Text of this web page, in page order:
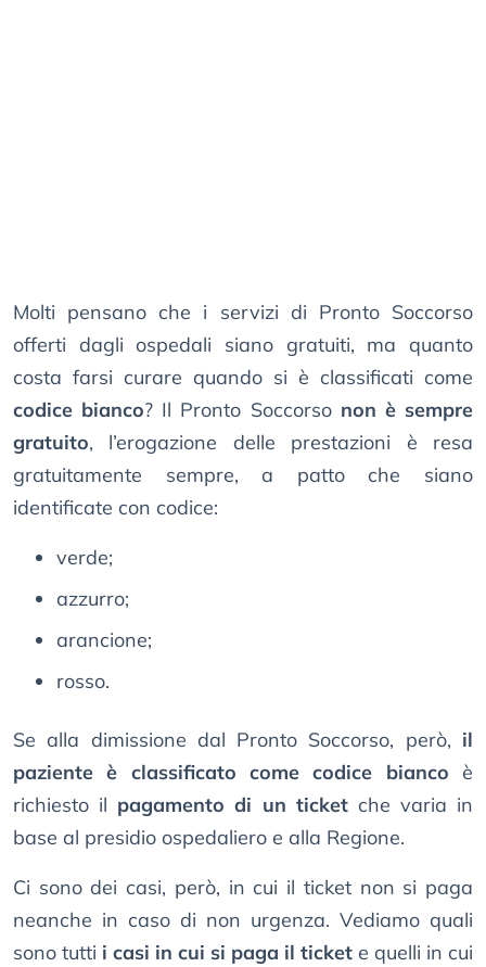
Molti pensano che i servizi di Pronto Soccorso
offerti dagli ospedali siano gratuiti, ma quanto
costa farsi curare quando si è classificati come
codice bianco? Il Pronto Soccorso non è sempre
gratuito, l’erogazione delle prestazioni è resa
gratuitamente sempre, a patto che siano
identificate con codice:
verde;
azzurro;
arancione;
rosso.
Se alla dimissione dal Pronto Soccorso, però, il
paziente è classificato come codice bianco è
richiesto il pagamento di un ticketche varia in
base al presidio ospedaliero e alla Regione.
Ci sono dei casi, però, in cui il ticket non si paga
neanche in caso di non urgenza. Vediamo quali
sono tutti i casi in cui si paga il ticket e quelli in cui